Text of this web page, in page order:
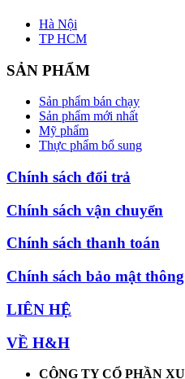
Hà Nội
TP HCM
SẢN PHẨM
Sản phẩm bán chạy
Sản phẩm mới nhất
Mỹ phẩm
Thực phẩm bổ sung
Chính sách đổi trả
Chính sách vận chuyển
Chính sách thanh toán
Chính sách bảo mật
LIÊN HỆ
VỀ H&H
CÔNG TY CỔ PHẦN